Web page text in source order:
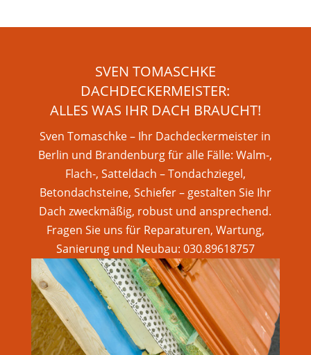
SVEN TOMASCHKE
DACHDECKERMEISTER:
ALLES WAS IHR DACH BRAUCHT!
Sven Tomaschke – Ihr Dachdeckermeister in
Berlin und Brandenburg für alle Fälle: Walm-,
Flach-, Satteldach – Tondachziegel,
Betondachsteine, Schiefer – gestalten Sie Ihr
Dach zweckmäßig, robust und ansprechend.
Fragen Sie uns für Reparaturen, Wartung,
Sanierung und Neubau: 030.89618757